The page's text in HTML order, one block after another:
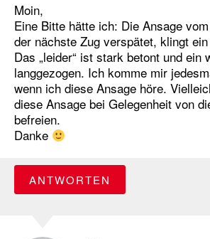
Moin,
Eine Bitte hätte ich: Die Ansage
der nächste Zug verspätet, klingt
Das „leider“ ist stark betont und ein
langgezogen. Ich komme mir
wenn ich diese Ansage höre.
diese Ansage bei Gelegenheit von
befreien.
Danke
ANTWORTEN